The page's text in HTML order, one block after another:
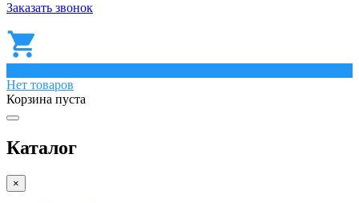
Заказать звонок
Нет товаров
Корзина пуста
Каталог
×